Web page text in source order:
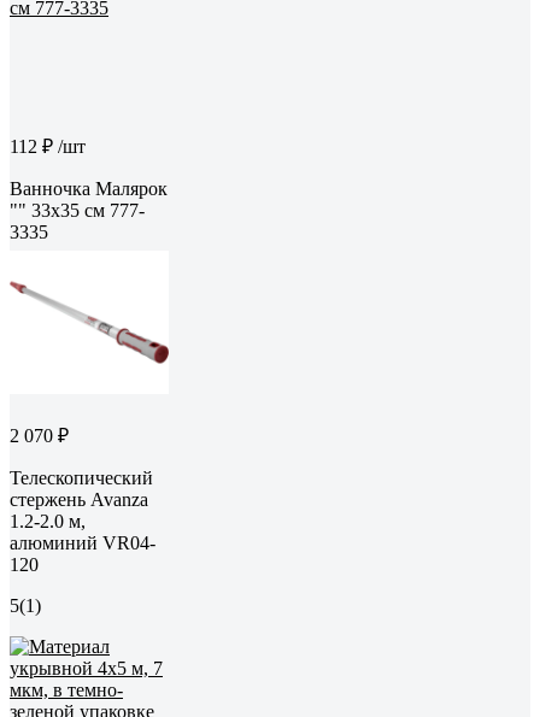
112 ₽ /шт
Ванночка Малярок
"" 33х35 см 777-
3335
2 070 ₽
Телескопический
стержень Avanza
1.2-2.0 м,
алюминий VR04-
120
5(1)